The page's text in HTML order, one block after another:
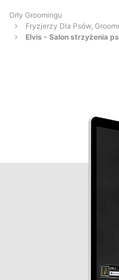
Orły Groomingu
Fryzjerzy Dla Psów,
Elvis - Salon strzyżenia